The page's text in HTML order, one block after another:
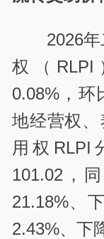
2026
权（RLPI
0.08%，环
地经营权、
用权RLPI
101.02，
21.18%、
2.43%、下